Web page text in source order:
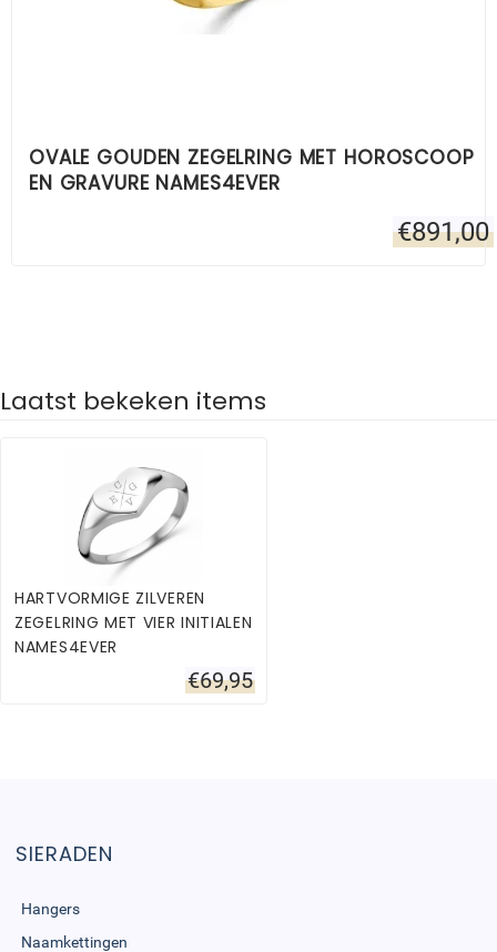
OVALE GOUDEN ZEGELRING MET HOROSCOOP
EN GRAVURE NAMES4EVER
€891,00
Laatst bekeken items
HARTVORMIGE ZILVEREN
ZEGELRING MET VIER INITIALEN
NAMES4EVER
€69,95
SIERADEN
Hangers
Naamkettingen